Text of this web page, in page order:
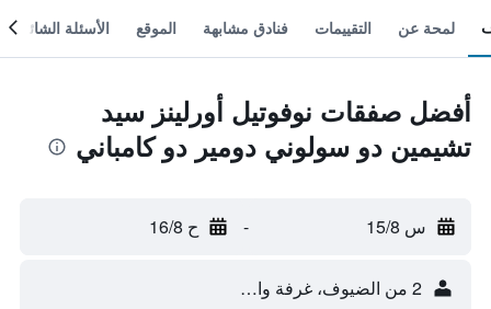
لمحة عن التقييمات فنادق مشابهة الموقع الأسئلة الشائعة
أفضل صفقات نوفوتيل أورلينز سيد
تشيمين دو سولوني دومير دو كامباني
س 15/8 - ح 16/8
2 من الضيوف، غرفة واحدة